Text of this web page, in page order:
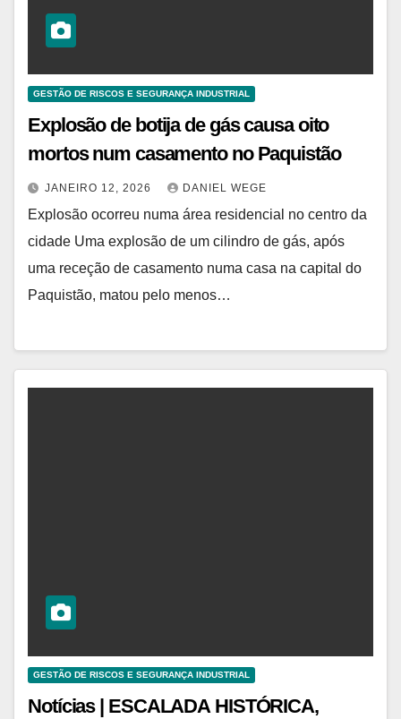
GESTÃO DE RISCOS E SEGURANÇA INDUSTRIAL
Explosão de botija de gás causa oito
mortos num casamento no Paquistão
JANEIRO 12, 2026 DANIEL WEGE
Explosão ocorreu numa área residencial no centro da
cidade Uma explosão de um cilindro de gás, após
uma receção de casamento numa casa na capital do
Paquistão, matou pelo menos…
GESTÃO DE RISCOS E SEGURANÇA INDUSTRIAL
Notícias | ESCALADA HISTÓRICA,